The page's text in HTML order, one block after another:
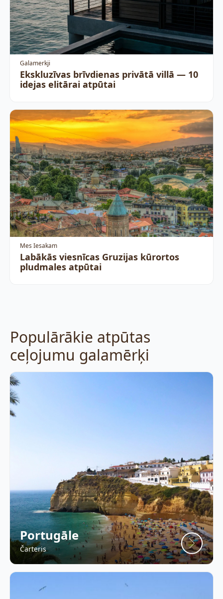
Galamerkji
Ekskluzīvas brīvdienas privātā villā — 10
idejas elitārai atpūtai
Mes Iesakam
Labākās viesnīcas Gruzijas kūrortos
pludmales atpūtai
Populārākie atpūtas
ceļojumu galamērķi
Portugāle
Čarteris